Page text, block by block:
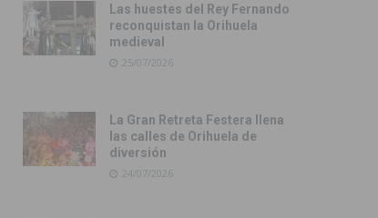
Las huestes del Rey Fernando
reconquistan la Orihuela
medieval
25/07/2026
La Gran Retreta Festera llena
las calles de Orihuela de
diversión
24/07/2026